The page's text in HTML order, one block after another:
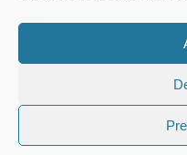
Copyright © 2021 - EntreToros